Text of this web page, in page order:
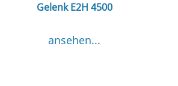
Gelenk E2H 4500
ansehen...